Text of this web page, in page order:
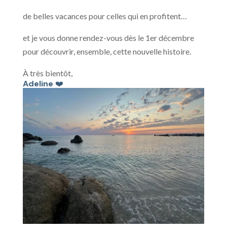
de belles vacances pour celles qui en profitent…
et je vous donne rendez-vous dès le 1er décembre
pour découvrir, ensemble, cette nouvelle histoire.
À très bientôt,
Adeline ❤️